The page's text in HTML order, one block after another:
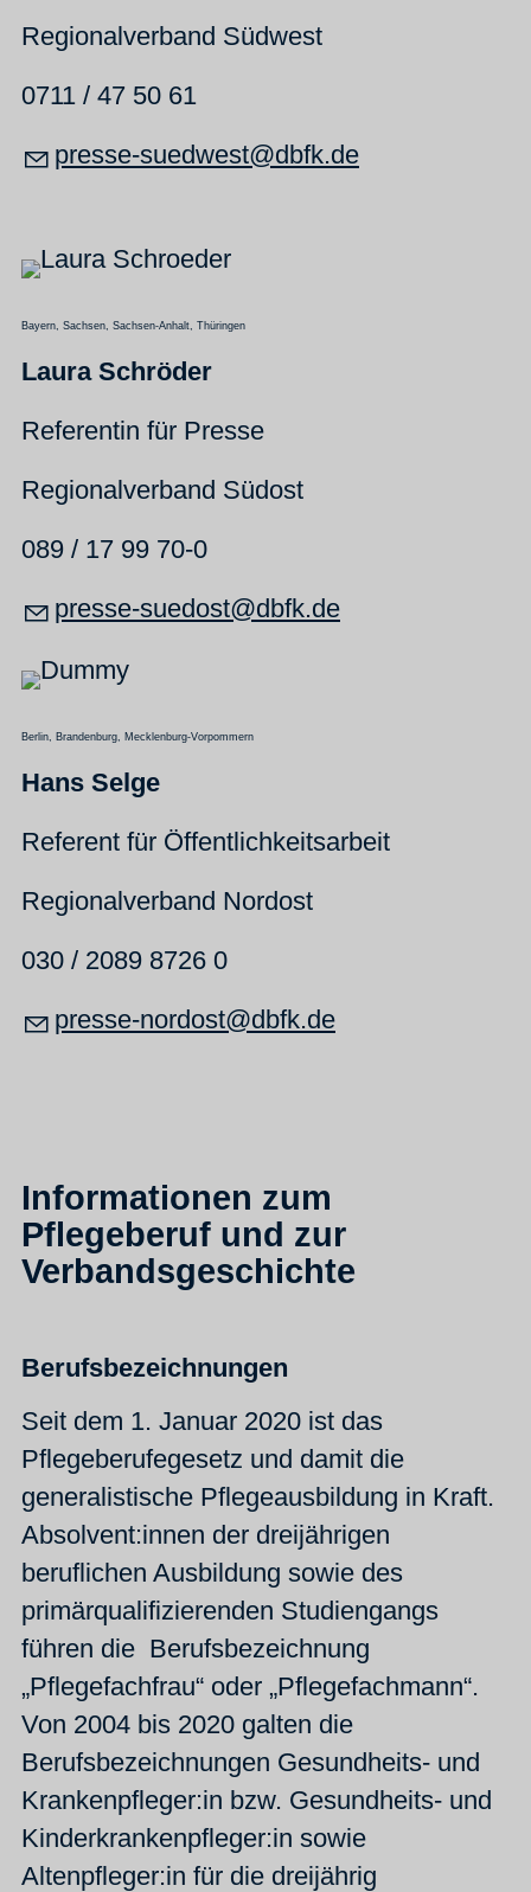
Regionalverband Südwest
0711 / 47 50 61
pr ss -s dw st dbfk d
Bayern, Sachsen, Sachsen-Anhalt, Thüringen
Laura Schröder
Referentin für Presse
Regionalverband Südost
089 / 17 99 70-0
pr ss -s d st dbfk d
Berlin, Brandenburg, Mecklenburg-Vorpommern
Hans Selge
Referent für Öffentlichkeitsarbeit
Regionalverband Nordost
030 / 2089 8726 0
pr ss -n rd st dbfk d
Informationen zum
Pflegeberuf und zur
Verbandsgeschichte
Berufsbezeichnungen
Seit dem 1. Januar 2020 ist das
Pflegeberufegesetz und damit die
generalistische Pflegeausbildung in Kraft.
Absolvent:innen der dreijährigen
beruflichen Ausbildung sowie des
primärqualifizierenden Studiengangs
führen die Berufsbezeichnung
„Pflegefachfrau“ oder „Pflegefachmann“.
Von 2004 bis 2020 galten die
Berufsbezeichnungen Gesundheits- und
Krankenpfleger:in bzw. Gesundheits- und
Kinderkrankenpfleger:in sowie
Altenpfleger:in für die dreijährig